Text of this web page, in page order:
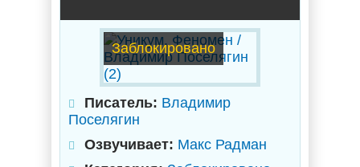
Заблокировано
Писатель: Владимир
Поселягин
Озвучивает: Макс Радман